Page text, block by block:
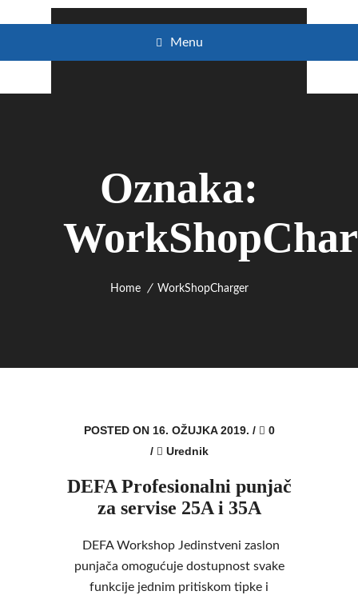
Menu
Oznaka:
Home WorkShopCharger
POSTED ON 16. OŽUJKA 2019. /
0
/
Urednik
DEFA Profesionalni punjač
za servise 25A i 35A
DEFA Workshop Jedinstveni zaslon
punjača omogućuje dostupnost svake
funkcije jednim pritiskom tipke i